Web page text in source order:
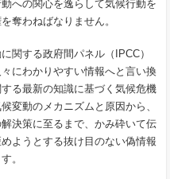
への関心を逸らして気候行動を
奪わねばなりません。
関する政府間パネル（IPCC）
にわかりやすい情報へと言い換
る最新の知識に基づく気候危機
変動のメカニズムと原因から、
決策に至るまで、かみ砕いて伝
ようとする抜け目のない偽情報
。